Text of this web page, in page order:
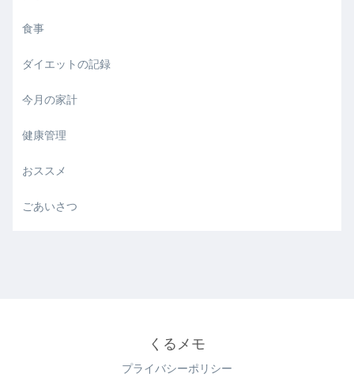
食事
ダイエットの記録
今月の家計
健康管理
おススメ
ごあいさつ
くるメモ
プライバシーポリシー